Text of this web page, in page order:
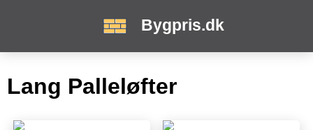
Bygpris.dk
Lang Palleløfter